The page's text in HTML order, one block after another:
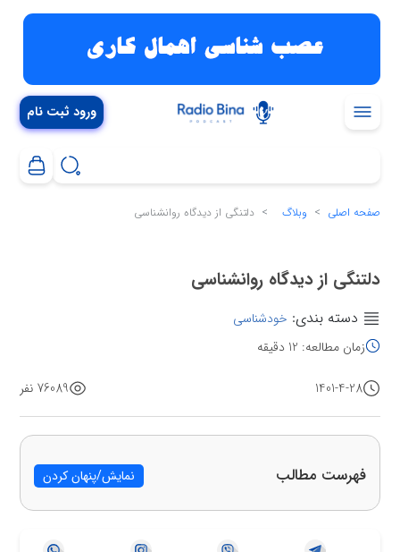
ورود ثبت نام
صفحه اصلی وبلاگ دلتنگی از دیدگاه روانشناسی
دلتنگی از دیدگاه روانشناسی
1401-4-28 76089 نفر
زمان مطالعه: 12 دقیقه
دسته بندی: خودشناسی
فهرست مطالب نمایش/پنهان کردن